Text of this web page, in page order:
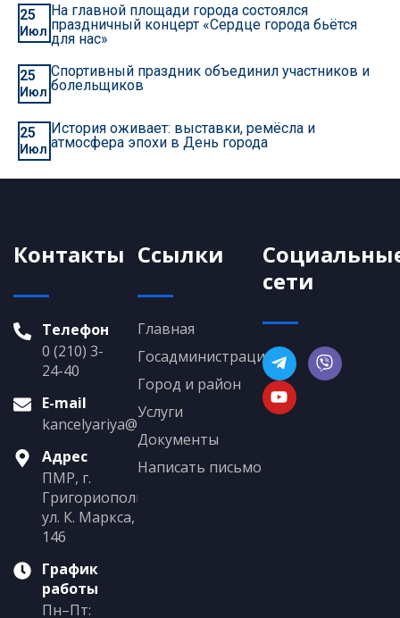
25
Июл
На главной площади города состоялся
праздничный концерт «Сердце города бьётся
для нас»
25
Июл
Спортивный праздник объединил участников и
болельщиков
25
Июл
История оживает: выставки, ремёсла и
атмосфера эпохи в День города
Контакты
Телефон
0 (210) 3-
24-40
E-mail
kancelyariya@grigoriopol.gospmr.org
Адрес
ПМР, г.
Григориополь,
ул. К. Маркса,
146
График
работы
Пн–Пт:
Ссылки
Главная
Госадминистрация
Город и район
Услуги
Документы
Написать письмо
сети